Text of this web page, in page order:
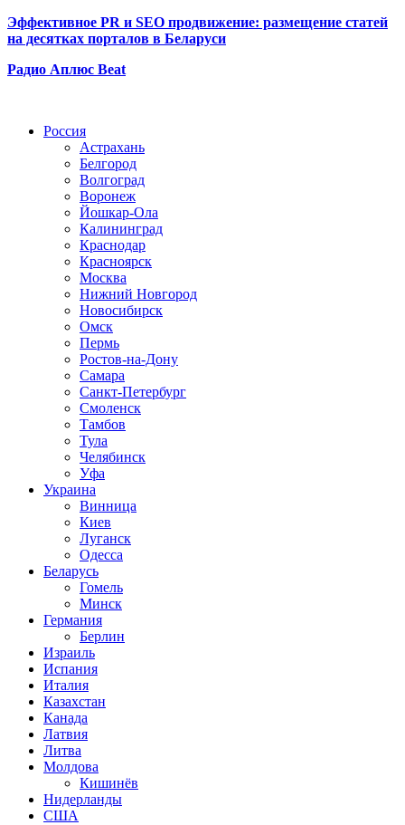
Эффективное PR и SEO продвижение: размещение статей
на десятках порталов в Беларуси
Радио Аплюс Beat
Россия
Астрахань
Белгород
Волгоград
Воронеж
Йошкар-Ола
Калининград
Краснодар
Красноярск
Москва
Нижний Новгород
Новосибирск
Омск
Пермь
Ростов-на-Дону
Самара
Санкт-Петербург
Смоленск
Тамбов
Тула
Челябинск
Уфа
Украина
Винница
Киев
Луганск
Одесса
Беларусь
Гомель
Минск
Германия
Берлин
Израиль
Испания
Италия
Казахстан
Канада
Латвия
Литва
Молдова
Кишинёв
Нидерланды
США